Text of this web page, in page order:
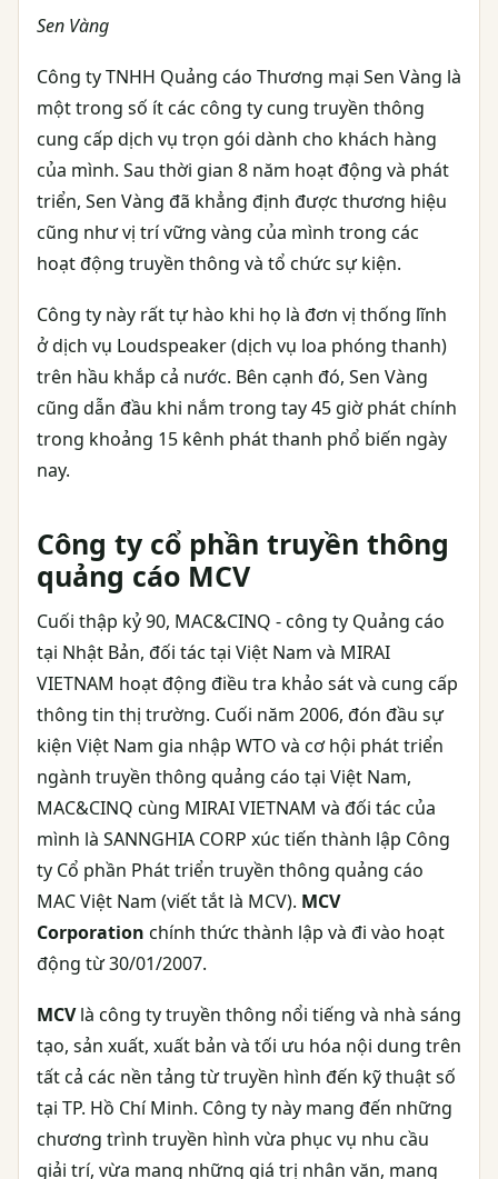
Sen Vàng
Công ty TNHH Quảng cáo Thương mại Sen Vàng là
một trong số ít các công ty cung truyền thông
cung cấp dịch vụ trọn gói dành cho khách hàng
của mình. Sau thời gian 8 năm hoạt động và phát
triển, Sen Vàng đã khẳng định được thương hiệu
cũng như vị trí vững vàng của mình trong các
hoạt động truyền thông và tổ chức sự kiện.
Công ty này rất tự hào khi họ là đơn vị thống lĩnh
ở dịch vụ Loudspeaker (dịch vụ loa phóng thanh)
trên hầu khắp cả nước. Bên cạnh đó, Sen Vàng
cũng dẫn đầu khi nắm trong tay 45 giờ phát chính
trong khoảng 15 kênh phát thanh phổ biến ngày
nay.
Công ty cổ phần truyền thông
quảng cáo MCV
Cuối thập kỷ 90, MAC&CINQ - công ty Quảng cáo
tại Nhật Bản, đối tác tại Việt Nam và MIRAI
VIETNAM hoạt động điều tra khảo sát và cung cấp
thông tin thị trường. Cuối năm 2006, đón đầu sự
kiện Việt Nam gia nhập WTO và cơ hội phát triển
ngành truyền thông quảng cáo tại Việt Nam,
MAC&CINQ cùng MIRAI VIETNAM và đối tác của
mình là SANNGHIA CORP xúc tiến thành lập Công
ty Cổ phần Phát triển truyền thông quảng cáo
MAC Việt Nam (viết tắt là MCV). MCV
Corporation chính thức thành lập và đi vào hoạt
động từ 30/01/2007.
MCVlà công ty truyền thông nổi tiếng và nhà sáng
tạo, sản xuất, xuất bản và tối ưu hóa nội dung trên
tất cả các nền tảng từ truyền hình đến kỹ thuật số
tại TP. Hồ Chí Minh. Công ty này mang đến những
chương trình truyền hình vừa phục vụ nhu cầu
giải trí, vừa mang những giá trị nhân văn, mang